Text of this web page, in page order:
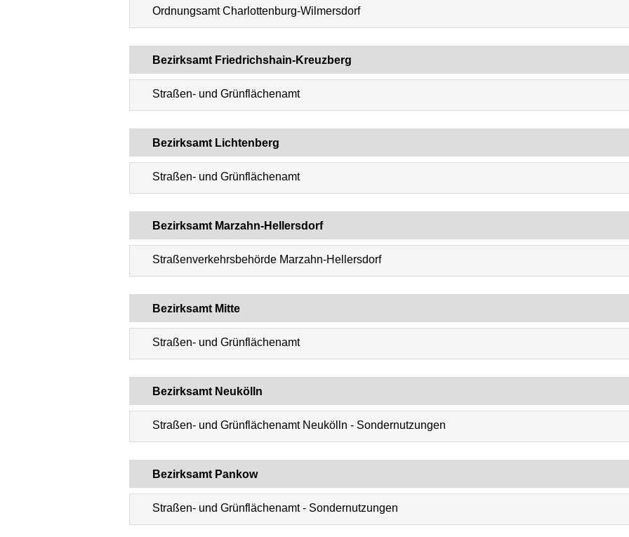
Ordnungsamt Charlottenburg-Wilmersdorf
Bezirksamt Friedrichshain-Kreuzberg
Straßen- und Grünflächenamt
Bezirksamt Lichtenberg
Straßen- und Grünflächenamt
Bezirksamt Marzahn-Hellersdorf
Straßenverkehrsbehörde Marzahn-Hellersdorf
Bezirksamt Mitte
Straßen- und Grünflächenamt
Bezirksamt Neukölln
Straßen- und Grünflächenamt Neukölln - Sondernutzungen
Bezirksamt Pankow
Straßen- und Grünflächenamt - Sondernutzungen